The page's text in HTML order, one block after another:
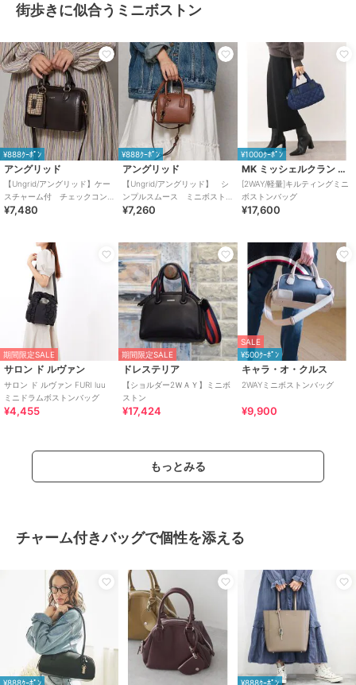
街歩きに似合うミニボストン
¥888ｸｰﾎﾟﾝ
アングリッド
【Ungrid/アングリッド】ケー
スチャーム付 チェックコン
ビ ミニボストンバッグ
¥7,480
¥888ｸｰﾎﾟﾝ
アングリッド
【Ungrid/アングリッド】 シ
ンプルスムース ミニボスト
ンバッグ
¥7,260
¥1000ｸｰﾎﾟﾝ
MK ミッシェルクラン バッグ
[2WAY/軽量]キルティングミニ
ボストンバッグ
¥17,600
期間限定SALE
サロン ド ルヴァン
サロン ド ルヴァン FURI luu
ミニドラムボストンバッグ
¥4,455
期間限定SALE
ドレステリア
【ショルダー2ＷＡＹ】ミニボ
ストン
¥17,424
SALE
¥500ｸｰﾎﾟﾝ
キャラ・オ・クルス
2WAYミニボストンバッグ
¥9,900
もっとみる
チャーム付きバッグで個性を添える
¥888ｸｰﾎﾟﾝ ¥888ｸｰﾎﾟﾝ